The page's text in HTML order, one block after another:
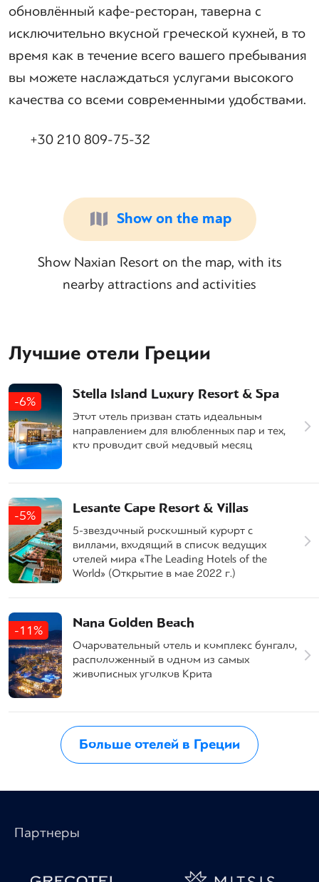
обновлённый кафе-ресторан, таверна с
исключительно вкусной греческой кухней, в то
время как в течение всего вашего пребывания
вы можете наслаждаться услугами высокого
качества со всеми современными удобствами.
+30 210 809-75-32
Show on the map
Show Naxian Resort on the map, with its
nearby attractions and activities
Лучшие отели Греции
-6% Stella Island Luxury Resort & Spa
Этот отель призван стать идеальным
направлением для влюбленных пар и тех,
кто проводит свой медовый месяц
-5% Lesante Cape Resort & Villas
5-звездочный роскошный курорт с
виллами, входящий в список ведущих
отелей мира «The Leading Hotels of the
World» (Открытие в мае 2022 г.)
-11% Nana Golden Beach
Очаровательный отель и комплекс бунгало,
расположенный в одном из самых
живописных уголков Крита
Больше отелей в Греции
Партнеры